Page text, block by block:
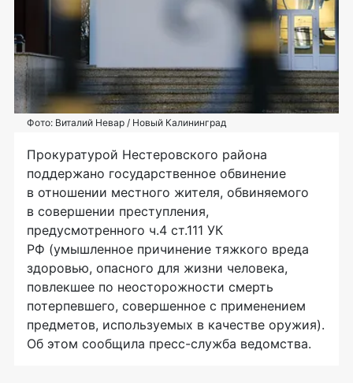
Фото: Виталий Невар / Новый Калининград
Прокуратурой Нестеровского района
поддержано государственное обвинение
в отношении местного жителя, обвиняемого
в совершении преступления,
предусмотренного ч.4 ст.111 УК
РФ (умышленное причинение тяжкого вреда
здоровью, опасного для жизни человека,
повлекшее по неосторожности смерть
потерпевшего, совершенное с применением
предметов, используемых в качестве оружия).
Об этом сообщила пресс-служба ведомства.